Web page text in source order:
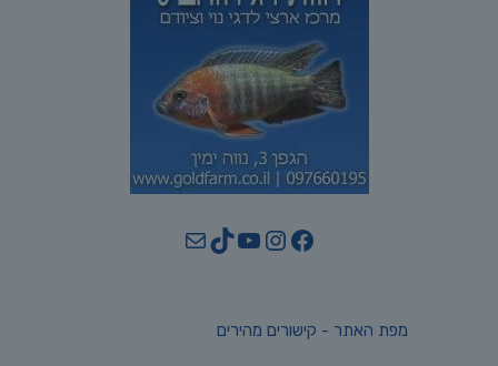
Facebook
Instagram
YouTube
TikTok
Mail
מפת האתר - קישורים מהירים